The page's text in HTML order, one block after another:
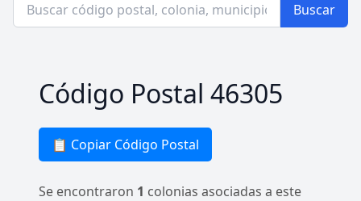
Buscar
Código Postal 46305
📋 Copiar Código Postal
Se encontraron 1 colonias asociadas a este